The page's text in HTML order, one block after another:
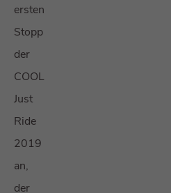
ersten
Stopp
der
COOL
Just
Ride
2019
an,
der